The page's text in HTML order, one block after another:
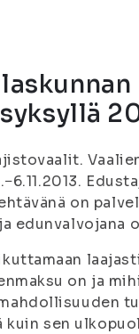
on
edunvalvojana
on ja
sen